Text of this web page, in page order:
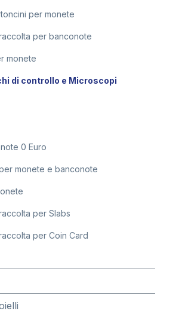
per monete
per banconote
monete
di controllo e Microscopi
0 Euro
monete e banconote
per Slabs
per Coin Card